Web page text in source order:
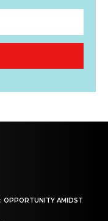
OPPORTUNITY AMIDST